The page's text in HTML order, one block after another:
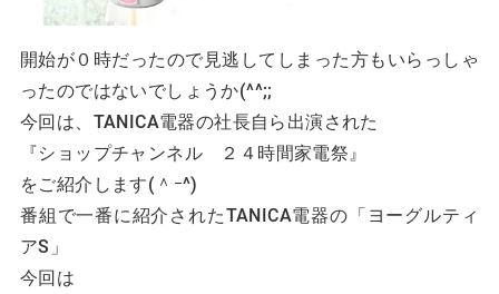
開始が０時だったので見逃してしまった方もいらっしゃ
ったのではないでしょうか(^^;;
今回は、TANICA電器の社長自ら出演された
『ショップチャンネル ２４時間家電祭』
をご紹介します(＾ｰ^)
番組で一番に紹介されたTANICA電器の「ヨーグルティ
アS」
今回は